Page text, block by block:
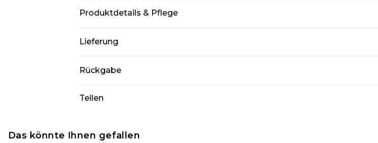
Produktdetails & Pflege
Lieferung
Deutschland Standardlieferung
Bis zu 8 Werktage
Deutschland Expresslieferung
Austria Standardlieferung
Rückgabe
Kosmetikartikel, Piercing-Schmuck, Erotikartikel sowie Bademode oder
Teilen
Das könnte Ihnen gefallen